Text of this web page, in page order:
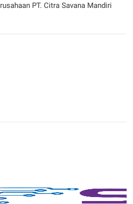
PT. Citra Savana Mandiri